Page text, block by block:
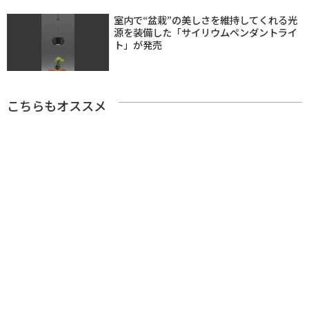
室内で“盆栽”の美しさを維持してくれる光
源を装備した「サイリウムペンダントライ
ト」が発売
こちらもオススメ